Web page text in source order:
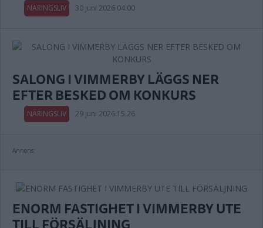
NÄRINGSLIV 30 juni 2026 04.00
SALONG I VIMMERBY LÄGGS NER
EFTER BESKED OM KONKURS
NÄRINGSLIV 29 juni 2026 15.26
Annons:
ENORM FASTIGHET I VIMMERBY UTE